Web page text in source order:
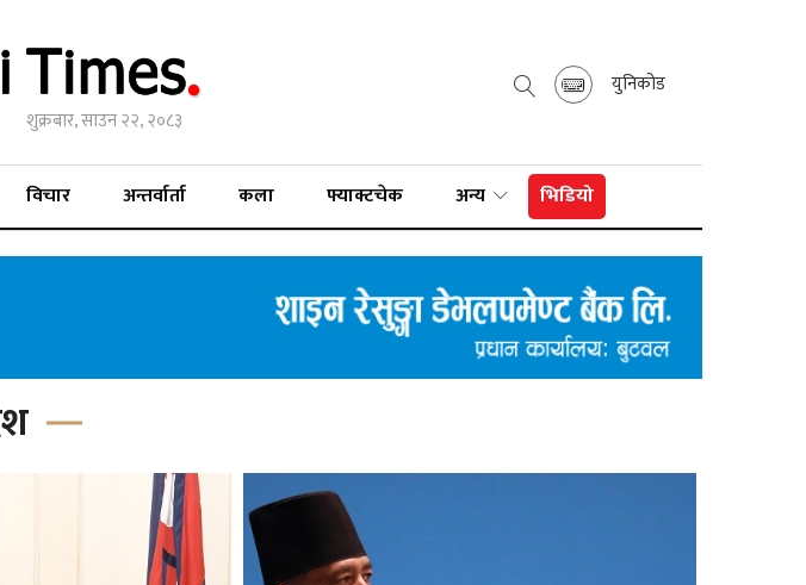
शुक्रबार, साउन २२, २०८३
युनिकोड
विचार अन्तर्वार्ता कला फ्याक्टचेक अन्य भिडियो